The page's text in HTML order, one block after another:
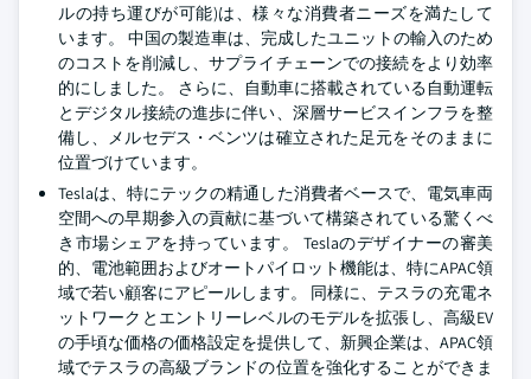
ルの持ち運びが可能)は、様々な消費者ニーズを満たして
います。 中国の製造車は、完成したユニットの輸入のため
のコストを削減し、サプライチェーンでの接続をより効率
的にしました。 さらに、自動車に搭載されている自動運転
とデジタル接続の進歩に伴い、深層サービスインフラを整
備し、メルセデス・ベンツは確立された足元をそのままに
位置づけています。
Teslaは、特にテックの精通した消費者ベースで、電気車両
空間への早期参入の貢献に基づいて構築されている驚くべ
き市場シェアを持っています。 Teslaのデザイナーの審美
的、電池範囲およびオートパイロット機能は、特にAPAC領
域で若い顧客にアピールします。 同様に、テスラの充電ネ
ットワークとエントリーレベルのモデルを拡張し、高級EV
の手頃な価格の価格設定を提供して、新興企業は、APAC領
域でテスラの高級ブランドの位置を強化することができま